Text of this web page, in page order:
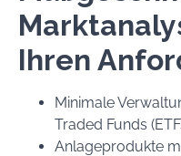
Ihren
Minimale
Traded Funds
Anlageprodukte